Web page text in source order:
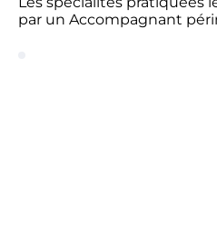
par un Accompagnant